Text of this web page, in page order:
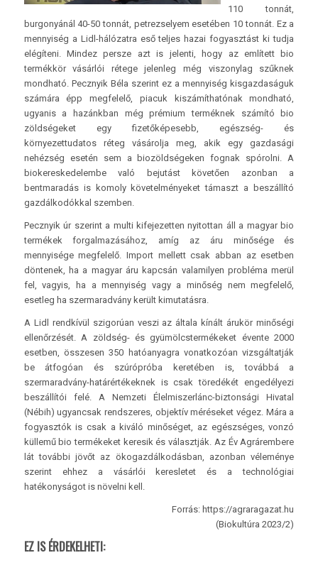
110 tonnát,
burgonyánál 40-50 tonnát, petrezselyem esetében 10 tonnát. Ez a
mennyiség a Lidl-hálózatra eső teljes hazai fogyasztást ki tudja
elégíteni. Mindez persze azt is jelenti, hogy az említett bio
termékkör vásárlói rétege jelenleg még viszonylag szűknek
mondható. Pecznyik Béla szerint ez a mennyiség kisgazdaságuk
számára épp megfelelő, piacuk kiszámíthatónak mondható,
ugyanis a hazánkban még prémium terméknek számító bio
zöldségeket egy fizetőképesebb, egészség- és
környezettudatos réteg vásárolja meg, akik egy gazdasági
nehézség esetén sem a biozöldségeken fognak spórolni. A
biokereskedelembe való bejutást követően azonban a
bentmaradás is komoly követelményeket támaszt a beszállító
gazdálkodókkal szemben.
Pecznyik úr szerint a multi kifejezetten nyitottan áll a magyar bio
termékek forgalmazásához, amíg az áru minősége és
mennyisége megfelelő. Import mellett csak abban az esetben
döntenek, ha a magyar áru kapcsán valamilyen probléma merül
fel, vagyis, ha a mennyiség vagy a minőség nem megfelelő,
esetleg ha szermaradvány került kimutatásra.
A Lidl rendkívül szigorúan veszi az általa kínált árukör minőségi
ellenőrzését. A zöldség- és gyümölcstermékeket évente 2000
esetben, összesen 350 hatóanyagra vonatkozóan vizsgáltatják
be átfogóan és szúrópróba keretében is, továbbá a
szermaradvány-határértékeknek is csak töredékét engedélyezi
beszállítói felé. A Nemzeti Élelmiszerlánc-biztonsági Hivatal
(Nébih) ugyancsak rendszeres, objektív méréseket végez. Mára a
fogyasztók is csak a kiváló minőséget, az egészséges, vonzó
küllemű bio termékeket keresik és választják. Az Év Agrárembere
lát további jövőt az ökogazdálkodásban, azonban véleménye
szerint ehhez a vásárlói keresletet és a technológiai
hatékonyságot is növelni kell.
Forrás: https://agraragazat.hu
(Biokultúra 2023/2)
EZ IS ÉRDEKELHETI: